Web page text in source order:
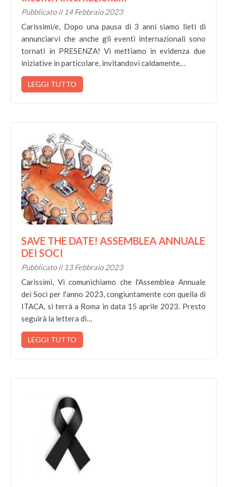
Pubblicato il 14 Febbraio 2023
Carissimi/e, Dopo una pausa di 3 anni siamo lieti di
annunciarvi che anche gli eventi internazionali sono
tornati in PRESENZA! Vi mettiamo in evidenza due
iniziative in particolare, invitandovi caldamente…
LEGGI TUTTO
SAVE THE DATE! ASSEMBLEA ANNUALE
DEI SOCI
Pubblicato il 13 Febbraio 2023
Carissimi, Vi comunichiamo che l'Assemblea Annuale
dei Soci per l'anno 2023, congiuntamente con quella di
ITACA, si terrà a Roma in data 15 aprile 2023. Presto
seguirà la lettera di…
LEGGI TUTTO